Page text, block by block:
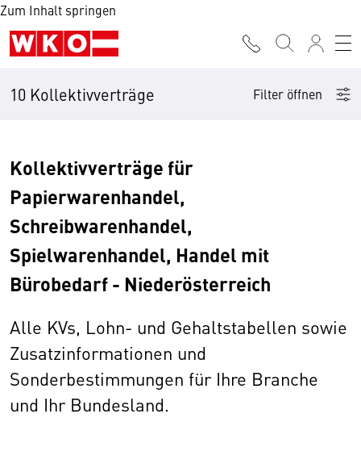
Zum Inhalt springen
10 Kollektivverträge Filter öffnen
Kollektivverträge für
Papierwarenhandel,
Schreibwarenhandel,
Spielwarenhandel, Handel mit
Bürobedarf - Niederösterreich
Alle KVs, Lohn- und Gehaltstabellen sowie
Zusatzinformationen und
Sonderbestimmungen für Ihre Branche
und Ihr Bundesland.